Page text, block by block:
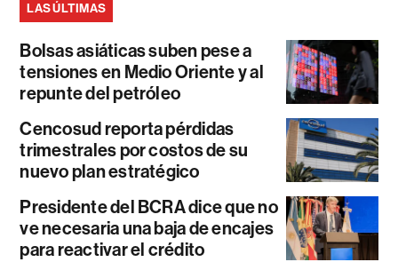
LAS ÚLTIMAS
Bolsas asiáticas suben pese a
tensiones en Medio Oriente y al
repunte del petróleo
Cencosud reporta pérdidas
trimestrales por costos de su
nuevo plan estratégico
Presidente del BCRA dice que no
ve necesaria una baja de encajes
para reactivar el crédito